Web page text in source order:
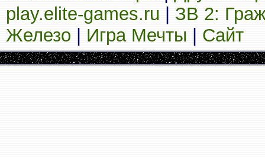
play.elite-games.ru
ЗВ 2:
Железо
Игра Мечты Сайт